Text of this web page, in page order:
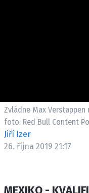
Zvládne Max
foto: Red Bull Content
Jiří Izer
26. října 2019 21:17
MEXIKO -